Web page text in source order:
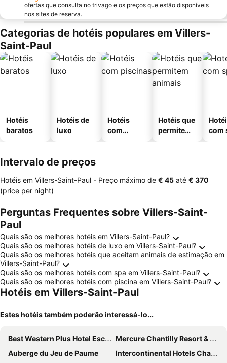
ofertas que consulta no trivago e os preços que estão disponíveis
nos sites de reserva.
Categorias de hotéis populares em Villers-
Saint-Paul
Hotéis
baratos
Hotéis de
luxo
Hotéis
com
Hotéis que
permitem
com
Intervalo de preços
Hotéis em Villers-Saint-Paul - Preço máximo de ‎€ 45 até ‎€ 370
(price per night)
Perguntas Frequentes sobre Villers-Saint-
Paul
Quais são os melhores hotéis em Villers-Saint-Paul?
Quais são os melhores hotéis de luxo em Villers-Saint-Paul?
Quais são os melhores hotéis que aceitam animais de estimação em
Villers-Saint-Paul?
Quais são os melhores hotéis com spa em Villers-Saint-Paul?
Quais são os melhores hotéis com piscina em Villers-Saint-Paul?
Hotéis em Villers-Saint-Paul
Estes hotéis também poderão interessá-lo...
Best Western Plus Hotel Escapade Senlis
Mercure Chantilly Resort & Conventions
Auberge du Jeu de Paume
Intercontinental Hotels Chantilly Chateau Mont Royal By Ihg